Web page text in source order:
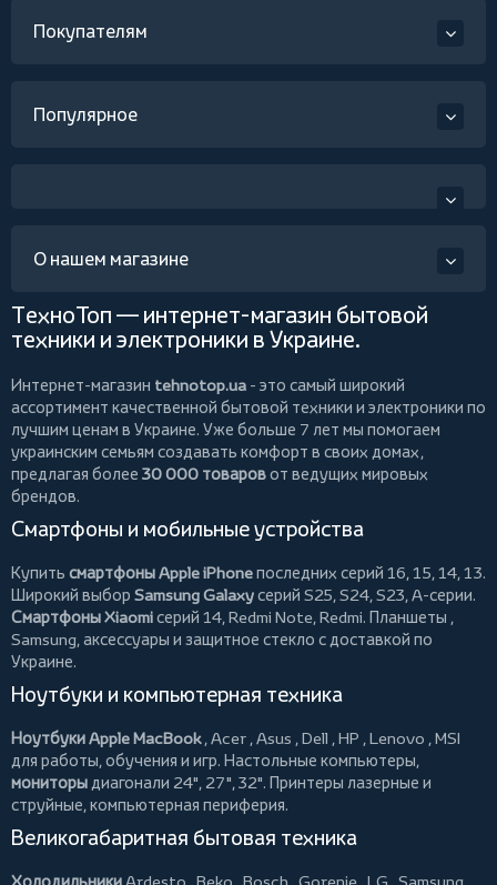
Покупателям
Популярное
О нашем магазине
ТехноТоп — интернет-магазин бытовой
техники и электроники в Украине.
Интернет-магазин tehnotop.ua - это самый широкий
ассортимент качественной бытовой техники и электроники по
лучшим ценам в Украине. Уже больше 7 лет мы помогаем
украинским семьям создавать комфорт в своих домах,
предлагая более 30 000 товаровот ведущих мировых
брендов.
Смартфоны и мобильные устройства
Купить смартфоны Apple iPhoneпоследних серий 16, 15, 14, 13.
Широкий выбор Samsung Galaxyсерий S25, S24, S23, A-серии.
Смартфоны Xiaomiсерий 14, Redmi Note, Redmi. Планшеты ,
Samsung, аксессуары и защитное стекло с доставкой по
Украине.
Ноутбуки и компьютерная техника
Ноутбуки Apple MacBook,Acer ,Asus ,Dell ,HP ,Lenovo ,MSI
для работы, обучения и игр. Настольные компьютеры,
мониторыдиагонали 24", 27", 32". Принтеры лазерные и
струйные, компьютерная периферия.
Великогабаритная бытовая техника